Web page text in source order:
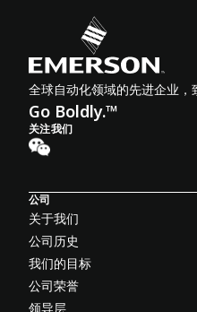
全球自动化领域的先进企业，
Go Boldly.™
关注我们
公司
关于我们
公司历史
我们的目标
公司荣誉
领导层